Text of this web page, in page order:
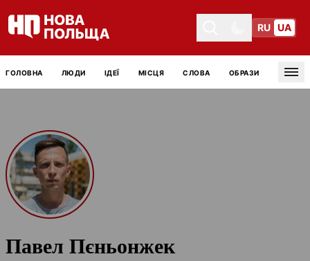
Toggle themeToggle theme
RU UA
ГОЛОВНА ЛЮДИ ІДЕЇ МІСЦЯ СЛОВА ОБРАЗИ
Павел Пєньонжек